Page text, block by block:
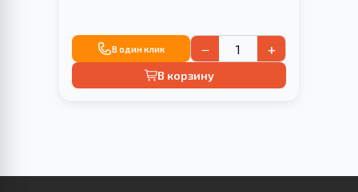
В один клик − +
В корзину